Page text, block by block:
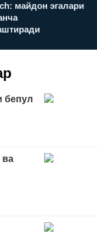
майдон эгалари
бепул
ва